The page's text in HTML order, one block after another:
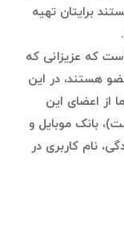
برایتان تهیه
که عزیزانی که
هستند، در این
از اعضای این
بانک موبایل و
نام کاربری در